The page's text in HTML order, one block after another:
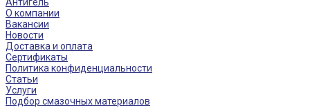
О компании
Вакансии
Новости
Доставка и оплата
Сертификаты
Политика конфиденциальности
Статьи
Услуги
Подбор смазочных материалов